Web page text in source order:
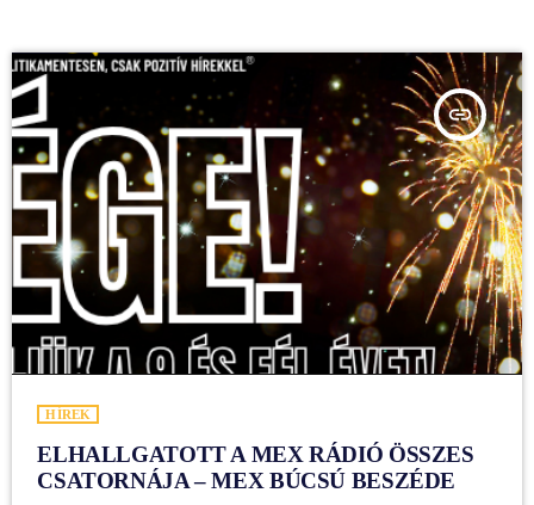
insert_link
HÍREK
ELHALLGATOTT A MEX RÁDIÓ ÖSSZES
CSATORNÁJA – MEX BÚCSÚ BESZÉDE